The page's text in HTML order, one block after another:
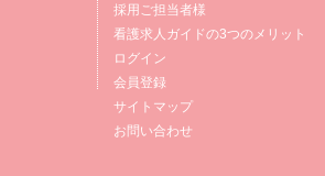
採用ご担当者様
看護求人ガイドの3つのメリット
ログイン
会員登録
サイトマップ
お問い合わせ